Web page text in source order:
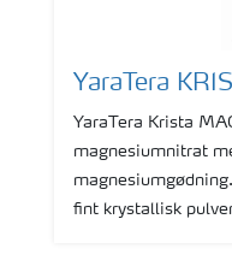
YaraTera
YaraTera Krista
magnesiumnitrat
fint krystallisk